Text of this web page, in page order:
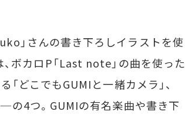
」さんの書き下ろしイラストを使
ボカロP「Last note」の曲を使った
「どこでもGUMIと一緒カメラ」、
の4つ。GUMIの有名楽曲や書き下